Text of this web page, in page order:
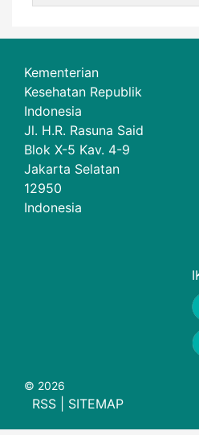
Kementerian
Kesehatan Republik
Indonesia
Jl. H.R. Rasuna Said
Blok X-5 Kav. 4-9
Jakarta Selatan
12950
Indonesia
© 2026
RSS SITEMAP